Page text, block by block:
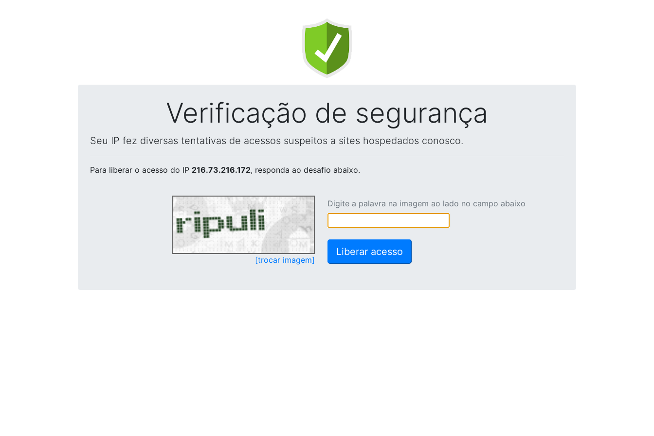
Verificação de segurança
Seu IP fez diversas tentativas de acessos suspeitos a sites hospedados conosco.
Para liberar o acesso do IP 216.73.216.172, responda ao desafio abaixo.
[trocar imagem]
Digite a palavra na imagem ao lado no campo abaixo